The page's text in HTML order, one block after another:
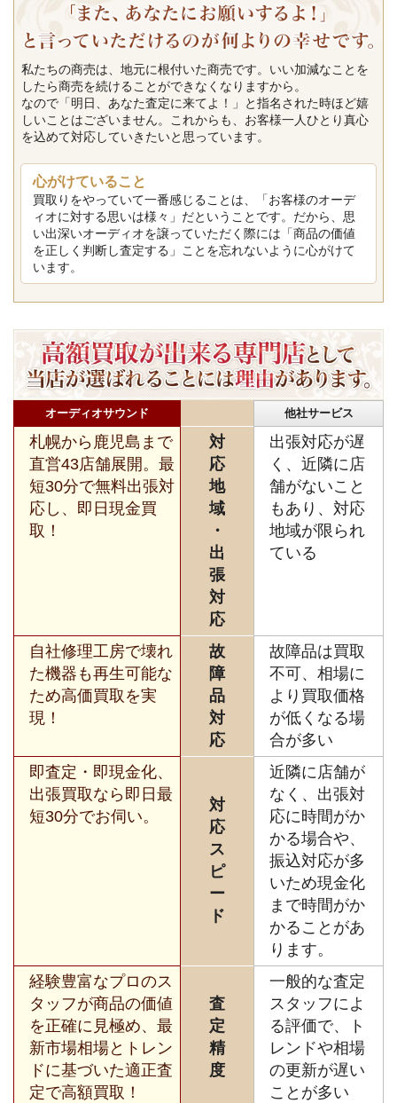
私たちの商売は、地元に根付いた商売です。いい加減なことを
したら商売を続けることができなくなりますから。
なので「明日、あなた査定に来てよ！」と指名された時ほど嬉
しいことはございません。これからも、お客様一人ひとり真心
を込めて対応していきたいと思っています。
心がけていること
買取りをやっていて一番感じることは、「お客様のオーデ
ィオに対する思いは様々」だということです。だから、思
い出深いオーディオを譲っていただく際には「商品の価値
を正しく判断し査定する」ことを忘れないように心がけて
います。
オーディオサウンド 他社サービス
札幌から鹿児島まで
直営43店舗展開。最
短30分で無料出張対
応し、即日現金買
取！
対
応
地
域
・
出
張
対
応
出張対応が遅
く、近隣に店
舗がないこと
もあり、対応
地域が限られ
ている
自社修理工房で壊れ
た機器も再生可能な
ため高価買取を実
現！
故
障
品
対
応
故障品は買取
不可、相場に
より買取価格
が低くなる場
合が多い
即査定・即現金化、
出張買取なら即日最
短30分でお伺い。
対
応
ス
ピ
ー
ド
近隣に店舗が
なく、出張対
応に時間がか
かる場合や、
振込対応が多
いため現金化
まで時間がか
かることがあ
ります。
経験豊富なプロのス
タッフが商品の価値
を正確に見極め、最
新市場相場とトレン
ドに基づいた適正査
定で高額買取！
査
定
精
度
一般的な査定
スタッフによ
る評価で、ト
レンドや相場
の更新が遅い
ことが多い